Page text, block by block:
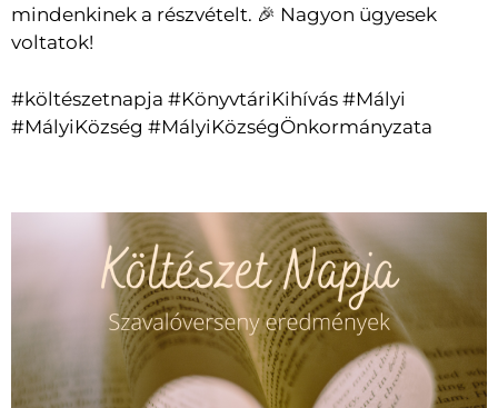
mindenkinek a részvételt. 🎉 Nagyon ügyesek
voltatok!
#költészetnapja #KönyvtáriKihívás #Mályi
#MályiKözség #MályiKözségÖnkormányzata